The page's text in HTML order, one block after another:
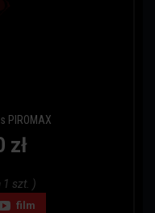
PIROMAX
zł
1 szt. )
film